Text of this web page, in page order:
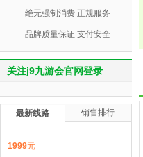
绝无强制消费 正规服务
品牌质量保证 支付安全
关注j9九游会官网登录
最新线路 销售排行
1999元